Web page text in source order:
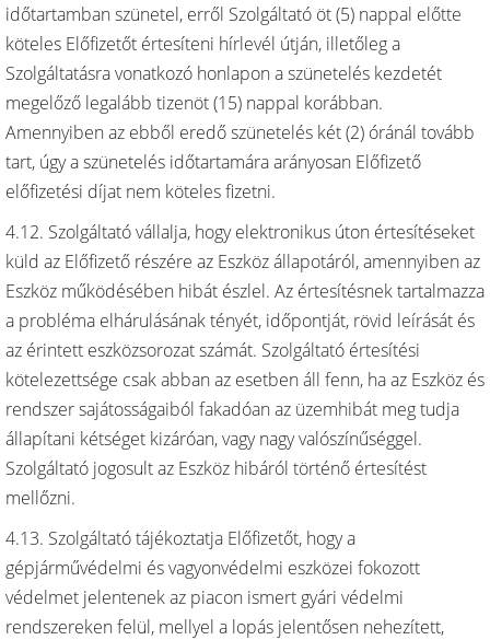
időtartamban szünetel, erről Szolgáltató öt (5) nappal előtte
köteles Előfizetőt értesíteni hírlevél útján, illetőleg a
Szolgáltatásra vonatkozó honlapon a szünetelés kezdetét
megelőző legalább tizenöt (15) nappal korábban.
Amennyiben az ebből eredő szünetelés két (2) óránál tovább
tart, úgy a szünetelés időtartamára arányosan Előfizető
előfizetési díjat nem köteles fizetni.
4.12. Szolgáltató vállalja, hogy elektronikus úton értesítéseket
küld az Előfizető részére az Eszköz állapotáról, amennyiben az
Eszköz működésében hibát észlel. Az értesítésnek tartalmazza
a probléma elhárulásának tényét, időpontját, rövid leírását és
az érintett eszközsorozat számát. Szolgáltató értesítési
kötelezettsége csak abban az esetben áll fenn, ha az Eszköz és
rendszer sajátosságaiból fakadóan az üzemhibát meg tudja
állapítani kétséget kizáróan, vagy nagy valószínűséggel.
Szolgáltató jogosult az Eszköz hibáról történő értesítést
mellőzni.
4.13. Szolgáltató tájékoztatja Előfizetőt, hogy a
gépjárművédelmi és vagyonvédelmi eszközei fokozott
védelmet jelentenek az piacon ismert gyári védelmi
rendszereken felül, mellyel a lopás jelentősen nehezített,